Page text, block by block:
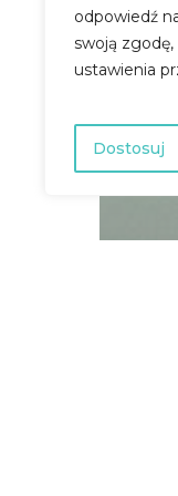
odpowiedź
swoją
ustawienia
Dostosuj